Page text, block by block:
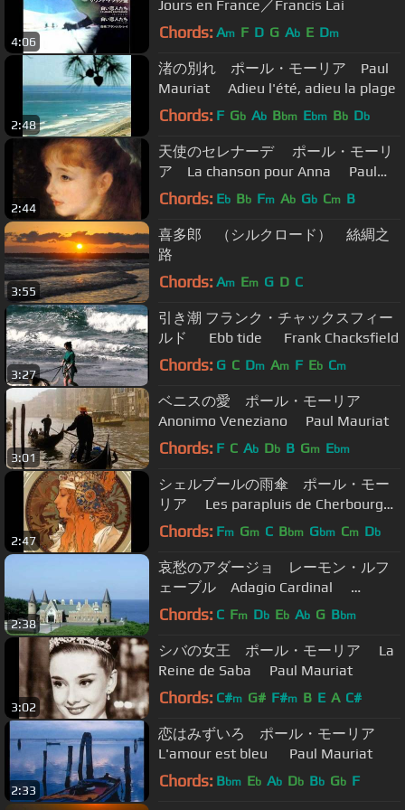
4:06
Jours en France／Francis Lai
Chords: Am F D G Ab E Dm
2:48
渚の別れ ポール・モーリア Paul
Mauriat Adieu l'été, adieu la plage
Chords: F Gb Ab Bbm Ebm Bb Db
2:44
天使のセレナーデ ポール・モーリ
ア La chanson pour Anna Paul
Mauriat
Chords: Eb Bb Fm Ab Gb Cm B
3:55
喜多郎 （シルクロード） 絲綢之
路
Chords: Am Em G D C
3:27
引き潮 フランク・チャックスフィー
ルド Ebb tide Frank Chacksfield
Chords: G C Dm Am F Eb Cm
3:01
ベニスの愛 ポール・モーリア
Anonimo Veneziano Paul Mauriat
Chords: F C Ab Db B Gm Ebm
2:47
シェルブールの雨傘 ポール・モー
リア Les parapluis de Cherbourg
Paul Mauriat
Chords: Fm Gm C Bbm Gbm Cm Db
2:38
哀愁のアダージョ レーモン・ルフ
ェーブル Adagio Cardinal
Raymond Lefevre
Chords: C Fm Db Eb Ab G Bbm
3:02
シバの女王 ポール・モーリア La
Reine de Saba Paul Mauriat
Chords: C#m G# F#m B E A C#
2:33
恋はみずいろ ポール・モーリア
L'amour est bleu Paul Mauriat
Chords: Bbm Eb Ab Db Bb Gb F